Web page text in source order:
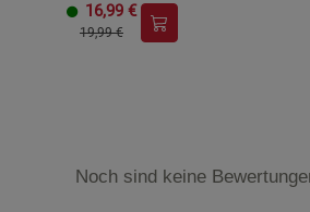
16,99 €
19,99 €
Noch sind keine